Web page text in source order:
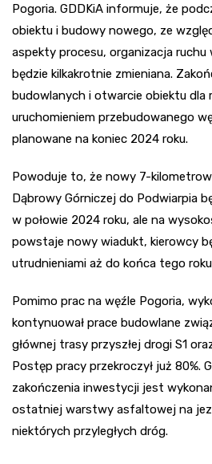
Pogoria. GDDKiA informuje, że
obiektu i budowy nowego, ze
aspekty procesu, organizacja ruchu
będzie kilkakrotnie zmieniana.
budowlanych i otwarcie obiektu dla
uruchomieniem przebudowanego
planowane na koniec 2024 roku.
Powoduje to, że nowy 7-
Dąbrowy Górniczej do Podwiarpia
w połowie 2024 roku, ale na
powstaje nowy wiadukt, kierowcy
utrudnieniami aż do końca tego
Pomimo prac na węźle Pogoria,
kontynuował prace budowlane
głównej trasy przyszłej drogi S1
Postęp pracy przekroczył już 80%.
zakończenia inwestycji jest
ostatniej warstwy asfaltowej na
niektórych przyległych dróg.